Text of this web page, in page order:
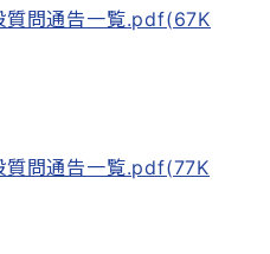
質問通告一覧.pdf(67K
質問通告一覧.pdf(77K